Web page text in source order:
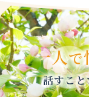
一人で
話すこ